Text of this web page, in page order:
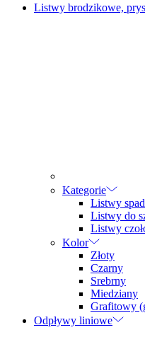
Listwy brodzikowe,
Kategorie
Listwy
Listwy do
Listwy
Kolor
Złoty
Czarny
Srebrny
Miedziany
Grafitowy
Odpływy liniowe